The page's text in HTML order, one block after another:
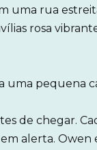
uma rua
rosa
uma pequena
de chegar.
alerta. Owen